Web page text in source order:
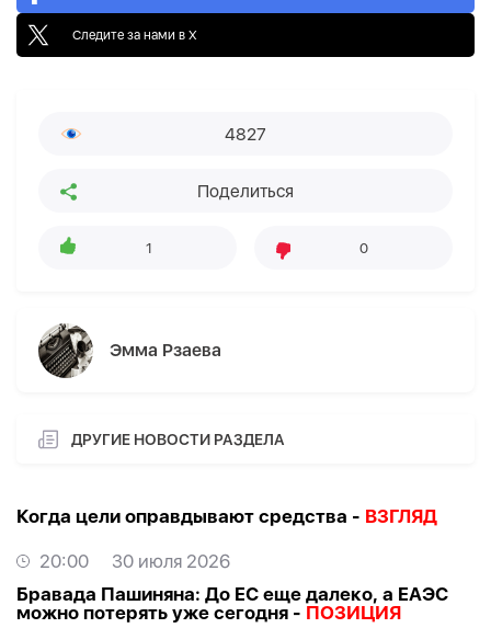
Следите за нами в X
4827
Поделиться
1 0
Эмма Рзаева
ДРУГИЕ НОВОСТИ РАЗДЕЛА
Когда цели оправдывают средства - ВЗГЛЯД
20:00
30 июля 2026
Бравада Пашиняна: До ЕС еще далеко, а ЕАЭС
можно потерять уже сегодня - ПОЗИЦИЯ